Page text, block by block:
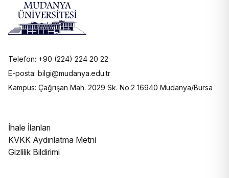
Telefon: +90 (224) 224 20 22
E-posta: bilgi@mudanya.edu.tr
Kampüs: Çağrışan Mah. 2029 Sk. No:2 16940 Mudanya/Bursa
İhale İlanları
KVKK Aydınlatma Metni
Gizlilik Bildirimi